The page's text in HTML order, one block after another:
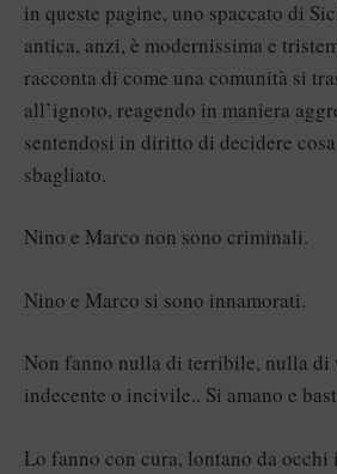
in queste pagine, uno spaccato di
antica, anzi, è modernissima e
racconta di come una comunità si
all’ignoto, reagendo in maniera
sentendosi in diritto di decidere
sbagliato.
Nino e Marco non sono criminali.
Nino e Marco si sono innamorati.
Non fanno nulla di terribile, nulla di
indecente o incivile.. Si amano e
Lo fanno con cura, lontano da